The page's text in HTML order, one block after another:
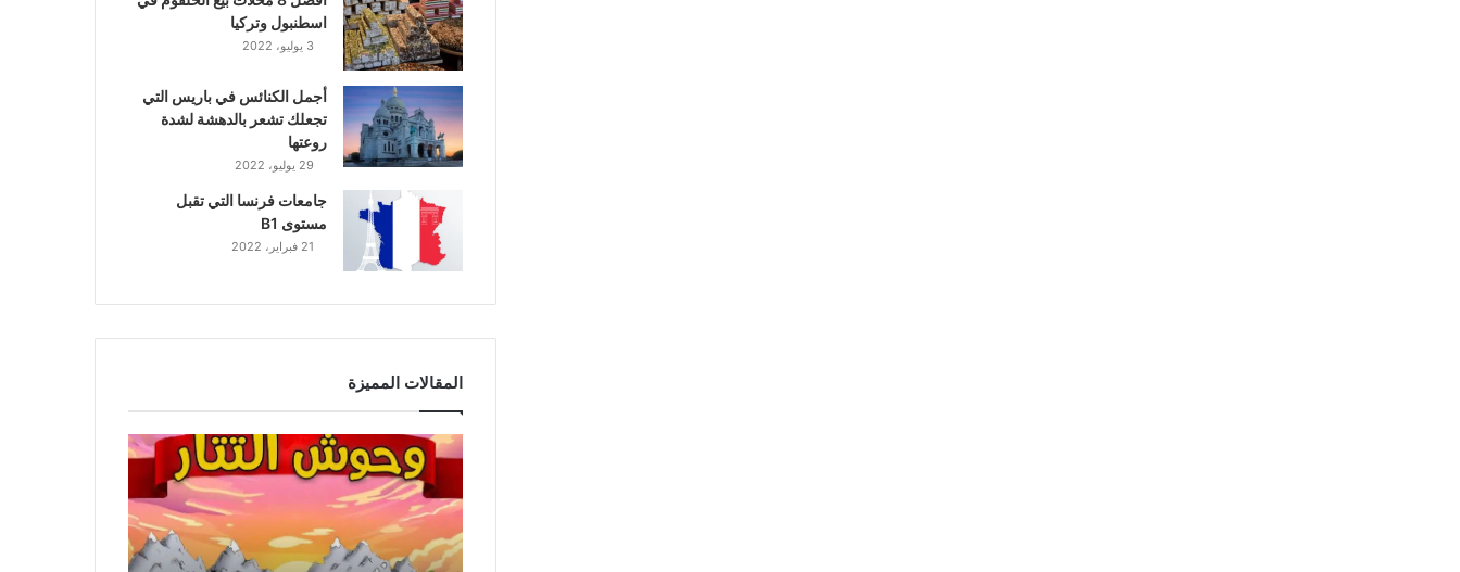
اسطنبول وتركيا
3 يوليو، 2022
أجمل الكنائس في باريس التي
تجعلك تشعر بالدهشة لشدة
روعتها
29 يوليو، 2022
جامعات فرنسا التي تقبل
مستوى B1
21 فبراير، 2022
المقالات المميزة
و
ش
ا